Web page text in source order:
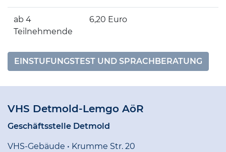
ab 4
Teilnehmende
6,20 Euro
EINSTUFUNGSTEST UND SPRACHBERATUNG
VHS Detmold-Lemgo AöR
Geschäftsstelle Detmold
VHS-Gebäude • Krumme Str. 20